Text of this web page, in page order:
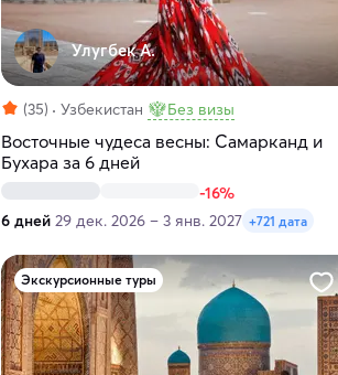
Улугбек А.
(35) Узбекистан Без визы
Восточные чудеса весны: Самарканд и
Бухара за 6 дней
-16%
6 дней 29 дек. 2026 – 3 янв. 2027 +721 дата
Экскурсионные туры